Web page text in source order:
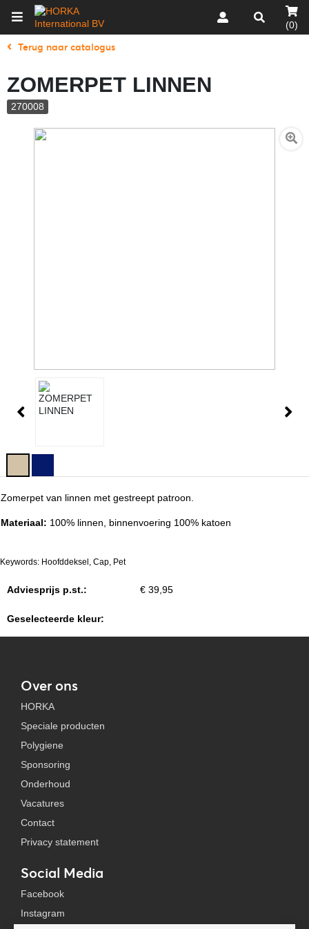
(0)
Terug naar catalogus
ZOMERPET LINNEN
270008
Zomerpet van linnen met gestreept patroon.
Materiaal: 100% linnen, binnenvoering 100% katoen
Keywords: Hoofddeksel, Cap, Pet
Adviesprijs p.st.: € 39,95
Geselecteerde kleur:
Over ons
HORKA
Speciale producten
Polygiene
Sponsoring
Onderhoud
Vacatures
Contact
Privacy statement
Social Media
Facebook
Instagram